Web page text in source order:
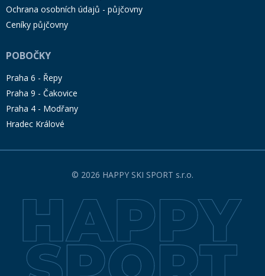
Ochrana osobních údajů - půjčovny
Ceníky půjčovny
POBOČKY
Praha 6 - Řepy
Praha 9 - Čakovice
Praha 4 - Modřany
Hradec Králové
© 2026 HAPPY SKI SPORT s.r.o.